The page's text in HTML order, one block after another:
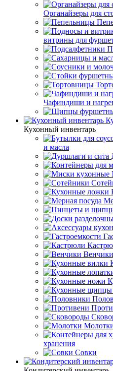
Органайзеры для
витрины для
Чафиндиши и
Кухонный инвентарь
и масла
Венчики
хранения
Совки